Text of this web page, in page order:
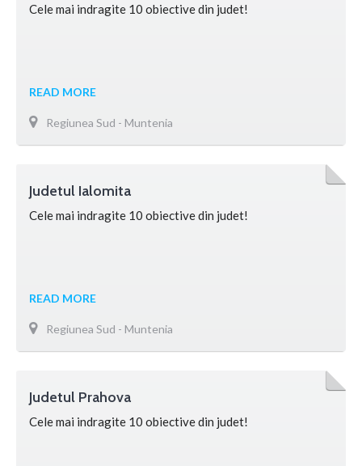
Cele mai indragite 10 obiective din judet!
READ MORE
Regiunea Sud - Muntenia
Judetul Ialomita
Cele mai indragite 10 obiective din judet!
READ MORE
Regiunea Sud - Muntenia
Judetul Prahova
Cele mai indragite 10 obiective din judet!